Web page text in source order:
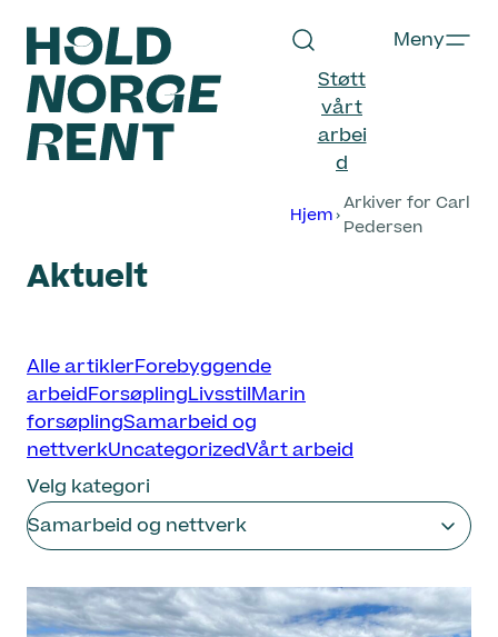
Hopp
innhold
Rent
Støtt
vårt
arbei
d
Meny
Hjem
Arkiver for Carl
Pedersen
Aktuelt
Velg
kategori
Alle artiklerForebyggende
arbeidForsøplingLivsstilMarin
forsøplingSamarbeid og
nettverkUncategorizedVårt arbeid
Velg kategori
Samarbeid og nettverk